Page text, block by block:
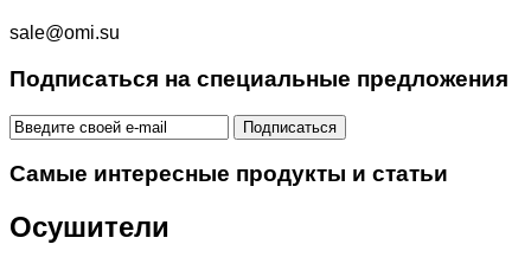
sale@omi.su
Подписаться на специальные предложения
Самые интересные продукты и статьи
Осушители